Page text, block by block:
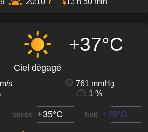
+37°C
Ciel dégagé
s
761 mmHg
1 %
Soirée +35°C Nuit +29°C